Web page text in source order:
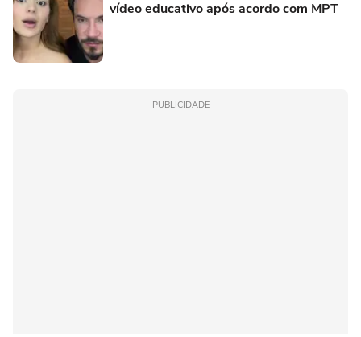
vídeo educativo após acordo com MPT
PUBLICIDADE